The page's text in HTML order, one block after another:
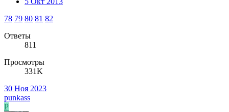
78 79 80 81 82
Ответы
811
Просмотры
331K
30 Ноя 2023
punkass
P